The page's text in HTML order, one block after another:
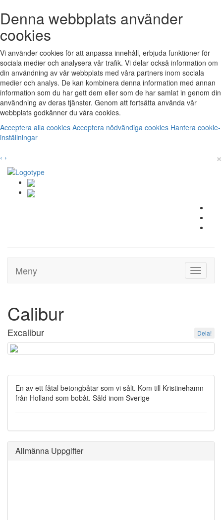
Denna webbplats använder
cookies
Vi använder cookies för att anpassa innehåll, erbjuda funktioner för
sociala medier och analysera vår trafik. Vi delar också information om
din användning av vår webbplats med våra partners inom sociala
medier och analys. De kan kombinera denna information med annan
information som du har gett dem eller som de har samlat in genom din
användning av deras tjänster. Genom att fortsätta använda vår
webbplats godkänner du våra cookies.
Acceptera alla cookies Acceptera nödvändiga cookies Hantera cookie-
inställningar
‹ › ×
Toggle
Meny
Calibur
Excalibur Dela!
En av ett fåtal betongbåtar som vi sålt. Kom till Kristinehamn
från Holland som bobåt. Såld inom Sverige
Allmänna Uppgifter